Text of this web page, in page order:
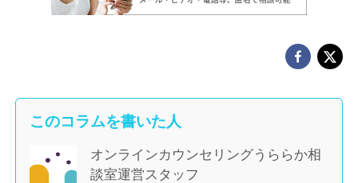
このコラムを書いた人
オンラインカウンセリングうららか相
談室運営スタッフ